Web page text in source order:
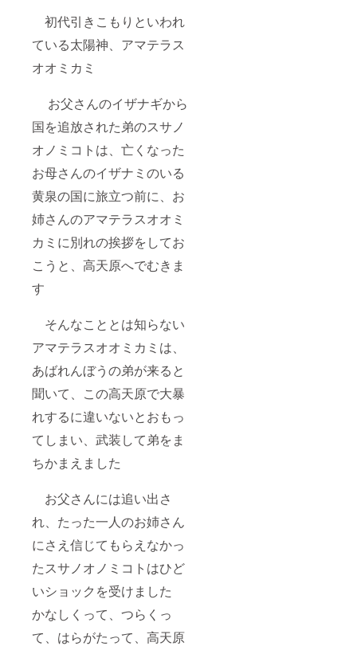
初代引きこもりといわれ
ている太陽神、アマテラス
オオミカミ
お父さんのイザナギから
国を追放された弟のスサノ
オノミコトは、亡くなった
お母さんのイザナミのいる
黄泉の国に旅立つ前に、お
姉さんのアマテラスオオミ
カミに別れの挨拶をしてお
こうと、高天原へでむきま
す
そんなこととは知らない
アマテラスオオミカミは、
あばれんぼうの弟が来ると
聞いて、この高天原で大暴
れするに違いないとおもっ
てしまい、武装して弟をま
ちかまえました
お父さんには追い出さ
れ、たった一人のお姉さん
にさえ信じてもらえなかっ
たスサノオノミコトはひど
いショックを受けました
かなしくって、つらくっ
て、はらがたって、高天原